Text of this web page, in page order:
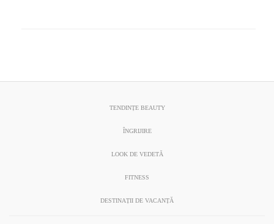
TENDINȚE BEAUTY
ÎNGRIJIRE
LOOK DE VEDETĂ
FITNESS
DESTINAȚII DE VACANȚĂ